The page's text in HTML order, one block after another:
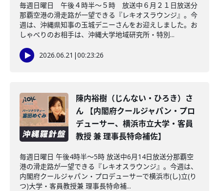
毎週日曜日 午後４時半～５時 放送中６月２１日放送分
那覇空港の滑走路が一望できる『レキオスラウンジ』。今
週は、沖縄県知事の玉城デニーさんをお迎えしました。お
しゃべりのお相手は、沖縄大学地域研究所・特別...
2026.06.21 |00:23:26
陳内裕樹（じんない・ひろき）さ
ん 【内閣府クールジャパン・プロ
デューサー、横浜市立大学・客員
教授 兼 理事長特命補佐】
毎週日曜日 午後4時半～5時 放送中6月14日放送分那覇空
港の滑走路が一望できる『レキオスラウンジ』。今週は、
内閣府クールジャパン・プロデューサーで横浜市(し)立(り
つ)大学・客員教授兼 理事長特命補...